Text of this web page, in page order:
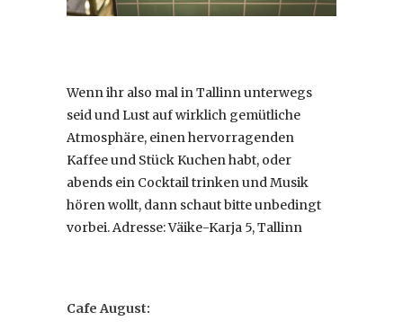
Wenn ihr also mal in Tallinn unterwegs
seid und Lust auf wirklich gemütliche
Atmosphäre, einen hervorragenden
Kaffee und Stück Kuchen habt, oder
abends ein Cocktail trinken und Musik
hören wollt, dann schaut bitte unbedingt
vorbei. Adresse: Väike-Karja 5, Tallinn
Cafe August: